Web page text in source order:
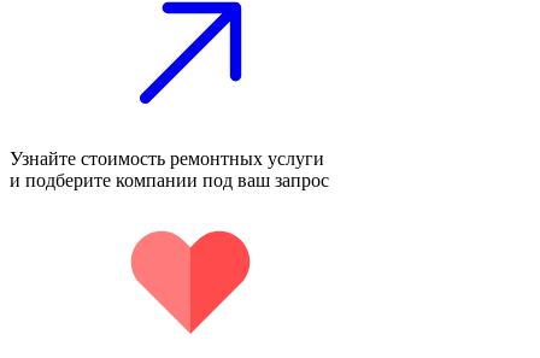
Узнайте стоимость ремонтных услуги
и подберите компании под ваш запрос